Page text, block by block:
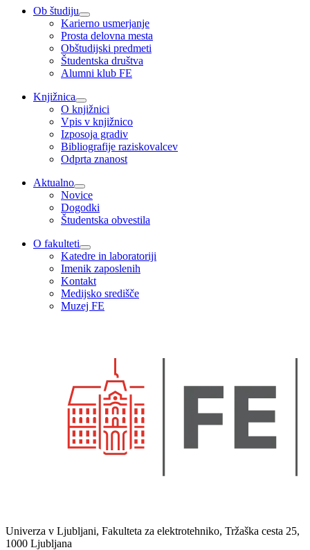
Ob študiju
Karierno usmerjanje
Prosta delovna mesta
Obštudijski predmeti
Študentska društva
Alumni klub FE
Knjižnica
O knjižnici
Vpis v knjižnico
Izposoja gradiv
Bibliografije raziskovalcev
Odprta znanost
Aktualno
Novice
Dogodki
Študentska obvestila
O fakulteti
Katedre in laboratoriji
Imenik zaposlenih
Kontakt
Medijsko središče
Muzej FE
Univerza v Ljubljani, Fakulteta za elektrotehniko, Tržaška cesta 25,
1000 Ljubljana